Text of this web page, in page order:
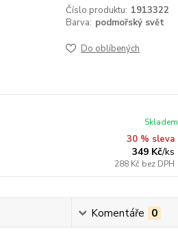
Číslo produktu: 1913322
Barva: podmořský svět
Do oblíbených
30 % sleva
349 Kč/ks
288 Kč bez DPH
Skladem
Komentáře 0